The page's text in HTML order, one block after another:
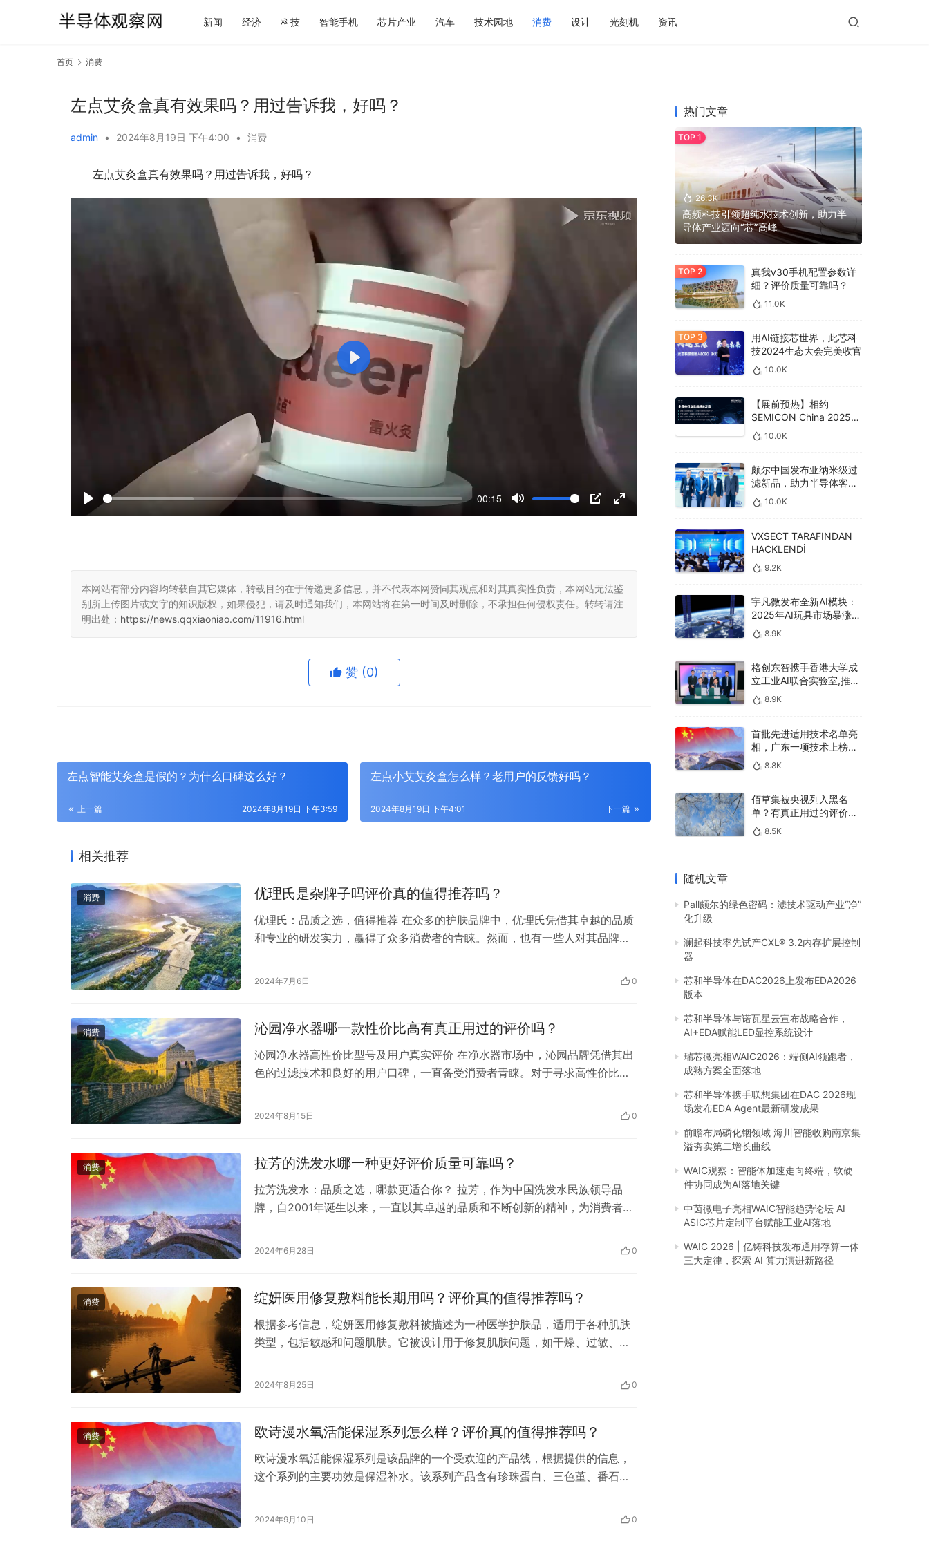
新闻 经济 科技 智能手机 芯片产业 汽车 技术园地 消费 设计 光刻机 资讯
首页 消费
左点艾灸盒真有效果吗？用过告诉我，好吗？
admin • 2024年8月19日 下午4:00 • 消费
左点艾灸盒真有效果吗？用过告诉我，好吗？
P
00:15
M
P
E
r
f
P
本网站有部分内容均转载自其它媒体，转载目的在于传递更多信息，并不代表本网赞同其观点和对其真实性负责，本网站无法鉴
别所上传图片或文字的知识版权，如果侵犯，请及时通知我们，本网站将在第一时间及时删除，不承担任何侵权责任。转转请注
明出处： https://news.qqxiaoniao.com/11916.html
赞 (0)
左点智能艾灸盒是假的？为什么口碑这么好？
上一篇 2024年8月19日 下午3:59
左点小艾艾灸盒怎么样？老用户的反馈好吗？
下一篇
2024年8月19日 下午4:01
相关推荐
消费 优理氏是杂牌子吗评价真的值得推荐吗？
优理氏：品质之选，值得推荐 在众多的护肤品牌中，优理氏凭借其卓越的品质
和专业的研发实力，赢得了众多消费者的青睐。然而，也有一些人对其品牌背
牌子？它的产品真的值得推荐吗？接下来，我们将从品牌背景、产品特点以及
2024年7月6日 0
消费 沁园净水器哪一款性价比高有真正用过的评价吗？
沁园净水器高性价比型号及用户真实评价 在净水器市场中，沁园品牌凭借其出
色的过滤技术和良好的用户口碑，一直备受消费者青睐。对于寻求高性价比净
器中哪一款性价比高？又有哪些用户真正使用过并给出了评价呢？ 沁园小白鲸
2024年8月15日 0
消费 拉芳的洗发水哪一种更好评价质量可靠吗？
拉芳洗发水：品质之选，哪款更适合你？ 拉芳，作为中国洗发水民族领导品
牌，自2001年诞生以来，一直以其卓越的品质和不断创新的精神，为消费者带
的市场口碑，赢得了广大消费者的喜爱。那么，拉芳的洗发水哪一种更好？其
2024年6月28日 0
消费 绽妍医用修复敷料能长期用吗？评价真的值得推荐吗？
根据参考信息，绽妍医用修复敷料被描述为一种医学护肤品，适用于各种肌肤
类型，包括敏感和问题肌肤。它被设计用于修复肌肤问题，如干燥、过敏、暗
修复护理和日晒后皮炎、痤疮等人群的局部皮肤修复护理。 医用护肤品通常建
2024年8月25日 0
消费 欧诗漫水氧活能保湿系列怎么样？评价真的值得推荐吗？
欧诗漫水氧活能保湿系列是该品牌的一个受欢迎的产品线，根据提供的信息，
这个系列的主要功效是保湿补水。该系列产品含有珍珠蛋白、三色堇、番石
湿的效果。 具体到每个产品，例如欧诗漫水氧活能瞬透生肌水，它的特点是可
2024年9月10日 0
热门文章
26.3K
高频科技引领超纯水技术创新，助力半
导体产业迈向“芯”高峰
真我v30手机配置参数详
细？评价质量可靠吗？
11.0K
用AI链接芯世界，此芯科
技2024生态大会完美收官
10.0K
【展前预热】相约
SEMICON China 2025，
德克威尔总线解决方案革
新助力半导体设备高效升
10.0K
颇尔中国发布亚纳米级过
滤新品，助力半导体客户
良率提升
10.0K
VXSECT TARAFINDAN
HACKLENDİ
9.2K
宇凡微发布全新AI模块：
2025年AI玩具市场暴涨
400亿，90%传统厂商的
生死战即将打响
8.9K
格创东智携手香港大学成
立工业AI联合实验室,推进
AMHS智能物料搬运调度
系统研发
8.9K
首批先进适用技术名单亮
相，广东一项技术上榜，
有何独特之处？
8.8K
佰草集被央视列入黑名
单？有真正用过的评价
吗？8.5K
随机文章
Pall颇尔的绿色密码：滤技术驱动产业“净”
化升级
澜起科技率先试产CXL® 3.2内存扩展控制
器
芯和半导体在DAC2026上发布EDA2026
版本
芯和半导体与诺瓦星云宣布战略合作，
AI+EDA赋能LED显控系统设计
瑞芯微亮相WAIC2026：端侧AI领跑者，
成熟方案全面落地
芯和半导体携手联想集团在DAC 2026现
场发布EDA Agent最新研发成果
前瞻布局磷化铟领域 海川智能收购南京集
溢夯实第二增长曲线
WAIC观察：智能体加速走向终端，软硬
件协同成为AI落地关键
中茵微电子亮相WAIC智能趋势论坛 AI
ASIC芯片定制平台赋能工业AI落地
WAIC 2026 | 亿铸科技发布通用存算一体
三大定律，探索 AI 算力演进新路径